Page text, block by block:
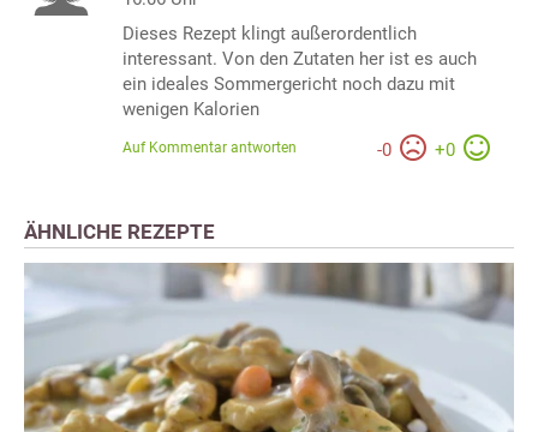
Dieses Rezept klingt außerordentlich
interessant. Von den Zutaten her ist es auch
ein ideales Sommergericht noch dazu mit
wenigen Kalorien
-0 +0
Auf Kommentar antworten
ÄHNLICHE REZEPTE